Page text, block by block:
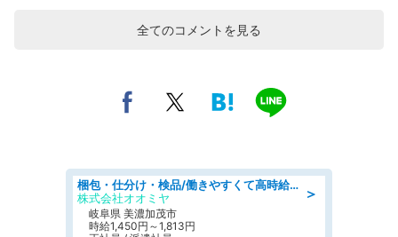
全てのコメントを見る
＞
梱包・仕分け・検品/働きやすくて高時給の仕分け作業長期休暇充実/残業なし
株式会社オオミヤ
岐阜県 美濃加茂市
時給1,450円～1,813円